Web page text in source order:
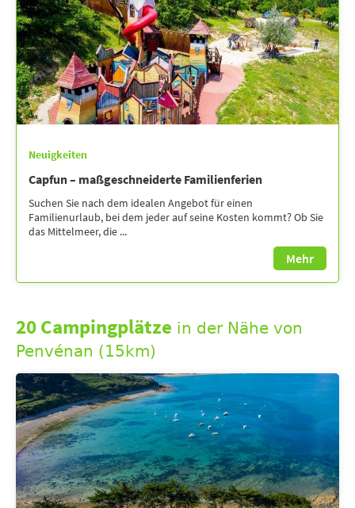
Neuigkeiten
Capfun – maßgeschneiderte Familienferien
Suchen Sie nach dem idealen Angebot für einen
Familienurlaub, bei dem jeder auf seine Kosten kommt? Ob Sie
das Mittelmeer, die ...
Mehr
20 Campingplätze in der Nähe von
Penvénan (15km)